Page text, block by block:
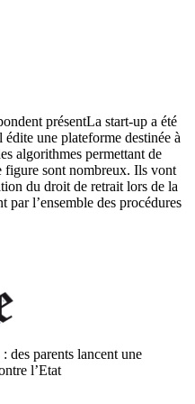
présentLa start-up a été
une plateforme destinée à
algorithmes permettant de
figure sont nombreux. Ils vont
du droit de retrait lors de la
par l’ensemble des procédures
des parents lancent une
l’Etat